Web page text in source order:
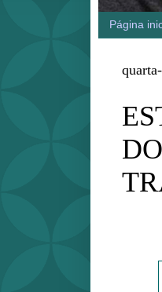
Página